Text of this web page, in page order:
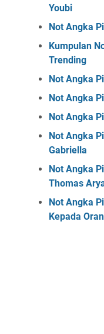
Youbi
Not Angka
Kumpulan
Trending
Not Angka
Not Angka
Not Angka
Not Angka
Gabriella
Not Angka
Thomas
Not Angka
Kepada